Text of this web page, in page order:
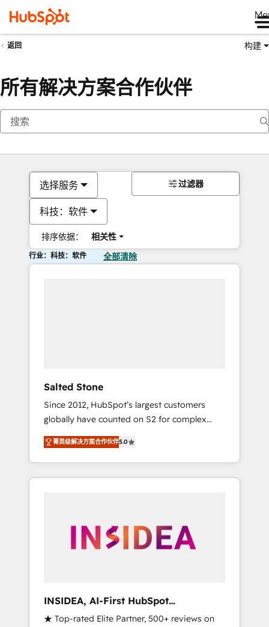
返回 构建
所有解决方案合作伙伴
选择服务
科技：软件
排序依据： 相关性
过滤器
行业：科技：软件 全部清除
Salted Stone
Since 2012, HubSpot’s largest customers
globally have counted on S2 for complex
migrations, change management, systems
integration, and creative solutions that
deliver measurable impact and transform
brand experiences As one of the few full-
globally regionalized HubSpot websites,
integrated marketing campaigns, & RevOps
adoption with change-management
programs, and align marketing, sales, and
菁英级解决方案合作伙伴5.0
INSIDEA, AI-First HubSpot
Onboarding & RevOps
★ Top-rated Elite Partner, 500+ reviews on